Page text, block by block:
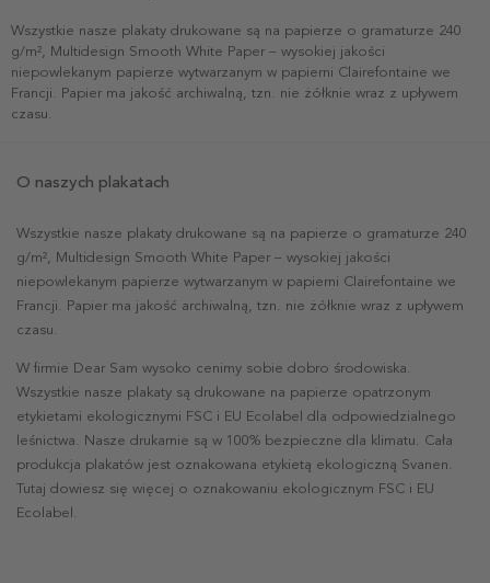
Wszystkie nasze plakaty drukowane są na papierze o gramaturze 240
g/m², Multidesign Smooth White Paper – wysokiej jakości
niepowlekanym papierze wytwarzanym w papierni Clairefontaine we
Francji. Papier ma jakość archiwalną, tzn. nie żółknie wraz z upływem
czasu.
O naszych plakatach
Wszystkie nasze plakaty drukowane są na papierze o gramaturze 240
g/m², Multidesign Smooth White Paper – wysokiej jakości
niepowlekanym papierze wytwarzanym w papierni Clairefontaine we
Francji. Papier ma jakość archiwalną, tzn. nie żółknie wraz z upływem
czasu.
W firmie Dear Sam wysoko cenimy sobie dobro środowiska.
Wszystkie nasze plakaty są drukowane na papierze opatrzonym
etykietami ekologicznymi FSC i EU Ecolabel dla odpowiedzialnego
leśnictwa. Nasze drukarnie są w 100% bezpieczne dla klimatu. Cała
produkcja plakatów jest oznakowana etykietą ekologiczną Svanen.
Tutaj dowiesz się więcej o oznakowaniu ekologicznym FSC i EU
Ecolabel.